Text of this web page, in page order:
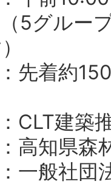
プに
着約150
建築
知県森
般社団法